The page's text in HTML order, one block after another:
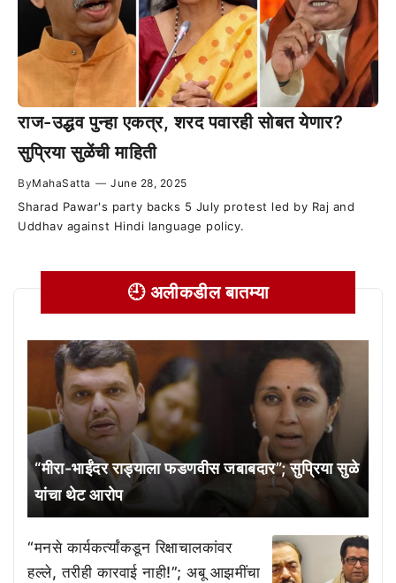
राज-उद्धव पुन्हा एकत्र, शरद पवारही सोबत येणार?
सुप्रिया सुळेंची माहिती
ByMahaSatta — June 28, 2025
Sharad Pawar's party backs 5 July protest led by Raj and
Uddhav against Hindi language policy.
🕘 अलीकडील बातम्या
“मीरा-भाईंदर राड्याला फडणवीस जबाबदार”; सुप्रिया सुळे
यांचा थेट आरोप
“मनसे कार्यकर्त्यांकडून रिक्षाचालकांवर
हल्ले, तरीही कारवाई नाही!”; अबू आझमींचा